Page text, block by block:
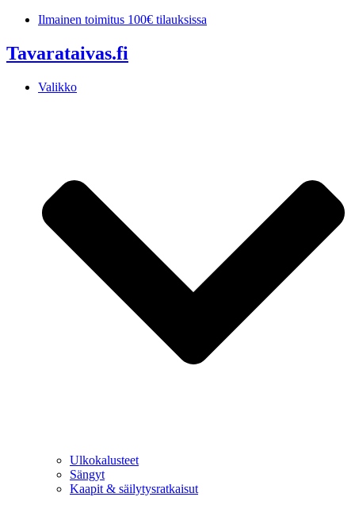
Mene
Ilmainen toimitus 100€ tilauksissa
Tavarataivas.fi
Valikko
Ulkokalusteet
Sängyt
Kaapit & säilytysratkaisut